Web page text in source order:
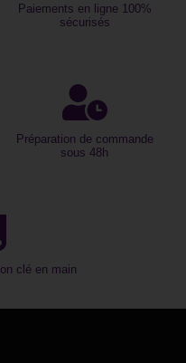
Paiements en ligne 100%
sécurisés
Préparation de commande
sous 48h
clé en main